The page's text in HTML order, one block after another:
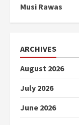
Musi Rawas
ARCHIVES
August 2026
July 2026
June 2026